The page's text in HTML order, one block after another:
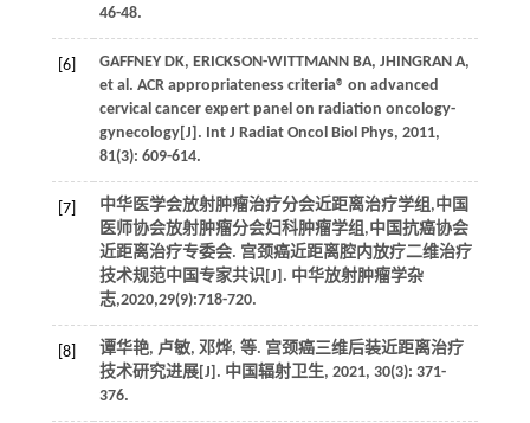
46-48.
[6] GAFFNEY DK, ERICKSON-WITTMANN BA, JHINGRAN A,
et al . ACR appropriateness criteria® on advanced
cervical cancer expert panel on radiation oncology-
gynecology[J]. Int J Radiat Oncol Biol Phys, 2011,
81(3): 609-614.
[7]
中华医学会放射肿瘤治疗分会近距离治疗学组,中国
医师协会放射肿瘤分会妇科肿瘤学组,中国抗癌协会
近距离治疗专委会. 宫颈癌近距离腔内放疗二维治疗
技术规范中国专家共识[J]. 中华放射肿瘤学杂
志,2020,29(9):718-720.
[8] 谭华艳, 卢敏, 邓烨, 等. 宫颈癌三维后装近距离治疗
技术研究进展[J]. 中国辐射卫生, 2021, 30(3): 371-
376.